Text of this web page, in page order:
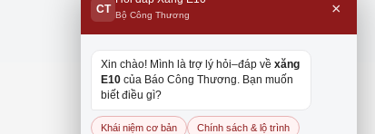
CT Bộ Công Thương ×
Xin chào! Mình là trợ lý hỏi–đáp về xăng
E10 của Báo Công Thương. Bạn muốn
biết điều gì?
Khái niệm cơ bản Chính sách & lộ trình